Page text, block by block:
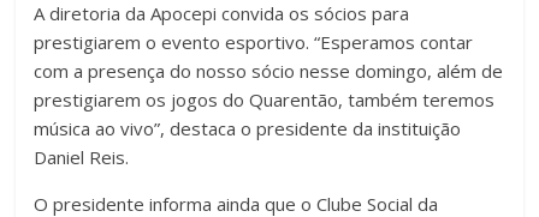
A diretoria da Apocepi convida os sócios para
prestigiarem o evento esportivo. “Esperamos contar
com a presença do nosso sócio nesse domingo, além de
prestigiarem os jogos do Quarentão, também teremos
música ao vivo”, destaca o presidente da instituição
Daniel Reis.
O presidente informa ainda que o Clube Social da